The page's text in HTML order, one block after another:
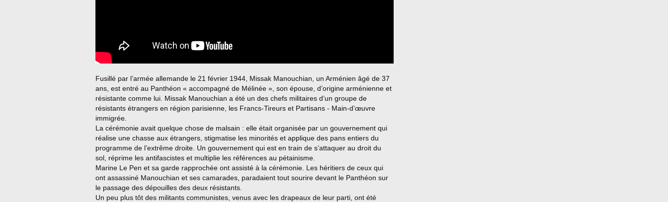
Fusillé par l’armée allemande le 21 février 1944, Missak Manouchian, un Arménien âgé de 37
ans, est entré au Panthéon « accompagné de Mélinée », son épouse, d’origine arménienne et
résistante comme lui. Missak Manouchian a été un des chefs militaires d’un groupe de
résistants étrangers en région parisienne, les Francs-Tireurs et Partisans - Main-d’œuvre
immigrée.
La cérémonie avait quelque chose de malsain : elle était organisée par un gouvernement qui
réalise une chasse aux étrangers, stigmatise les minorités et applique des pans entiers du
programme de l’extrême droite. Un gouvernement qui est en train de s’attaquer au droit du
sol, réprime les antifascistes et multiplie les références au pétainisme.
Marine Le Pen et sa garde rapprochée ont assisté à la cérémonie. Les héritiers de ceux qui
ont assassiné Manouchian et ses camarades, paradaient tout sourire devant le Panthéon sur
le passage des dépouilles des deux résistants.
Un peu plus tôt des militants communistes, venus avec les drapeaux de leur parti, ont été